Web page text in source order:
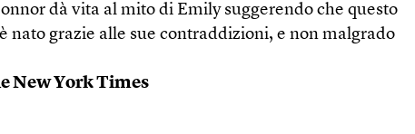
dà vita al mito di Emily suggerendo che questo
nato grazie alle sue contraddizioni, e non malgrado
New York Times